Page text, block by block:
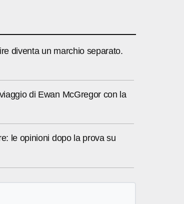
diventa un marchio separato.
di Ewan McGregor con la
le opinioni dopo la prova su